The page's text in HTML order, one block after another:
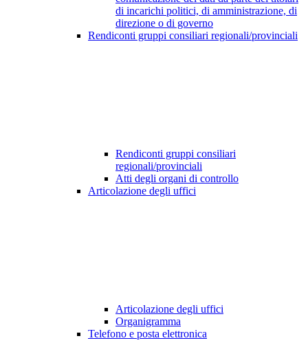
di incarichi politici, di amministrazione, di
direzione o di governo
Rendiconti gruppi consiliari regionali/provinciali
Rendiconti gruppi consiliari
regionali/provinciali
Atti degli organi di controllo
Articolazione degli uffici
Articolazione degli uffici
Organigramma
Telefono e posta elettronica